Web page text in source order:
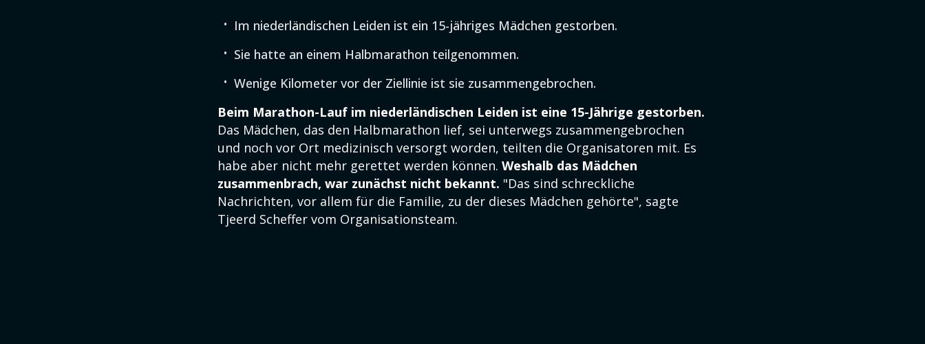
Im niederländischen Leiden ist ein 15-jähriges Mädchen gestorben.
Sie hatte an einem Halbmarathon teilgenommen.
Wenige Kilometer vor der Ziellinie ist sie zusammengebrochen.
Beim Marathon-Lauf im niederländischen Leiden ist eine 15-Jährige gestorben.
Das Mädchen, das den Halbmarathon lief, sei unterwegs zusammengebrochen
und noch vor Ort medizinisch versorgt worden, teilten die Organisatoren mit. Es
habe aber nicht mehr gerettet werden können. Weshalb das Mädchen
zusammenbrach, war zunächst nicht bekannt. "Das sind schreckliche
Nachrichten, vor allem für die Familie, zu der dieses Mädchen gehörte", sagte
Tjeerd Scheffer vom Organisationsteam.